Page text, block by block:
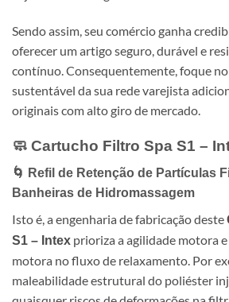
Sendo assim, seu comércio ganha
oferecer um artigo seguro, durável e
contínuo. Consequentemente, foque
sustentável da sua rede varejista
originais com alto giro de mercado.
🧼 Cartucho Filtro Spa S1 –
🌀 Refil de Retenção de Partículas
Banheiras de Hidromassagem
Isto é, a engenharia de fabricação deste
S1 – Intex prioriza a agilidade motora
motora no fluxo de relaxamento. Por
maleabilidade estrutural do poliéster